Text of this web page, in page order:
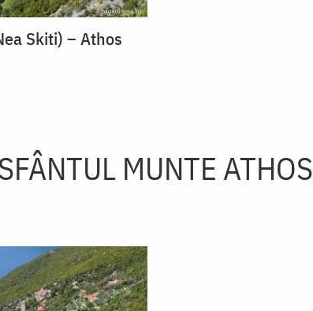
Skiti) – Athos
MUNTE ATHOS